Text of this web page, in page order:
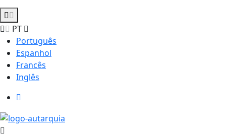
PT
Português
Espanhol
Francês
Inglês